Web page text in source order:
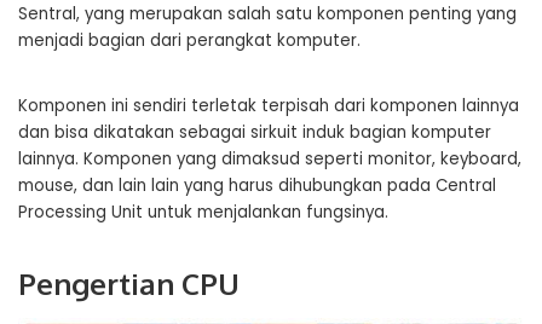
Sentral, yang merupakan salah satu komponen penting yang
menjadi bagian dari perangkat komputer.
Komponen ini sendiri terletak terpisah dari komponen lainnya
dan bisa dikatakan sebagai sirkuit induk bagian komputer
lainnya. Komponen yang dimaksud seperti monitor, keyboard,
mouse, dan lain lain yang harus dihubungkan pada Central
Processing Unit untuk menjalankan fungsinya.
Pengertian CPU